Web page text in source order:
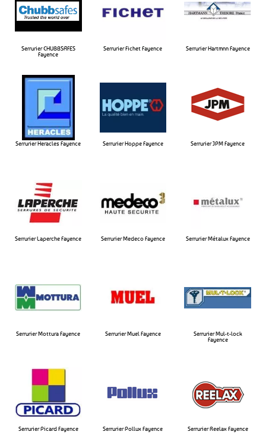
Serrurier CHUBBSAFES
Fayence​
Serrurier Fichet Fayence​ Serrurier Hartmnn Fayence​
Serrurier Heracles Fayence​ Serrurier Hoppe Fayence​ Serrurier JPM Fayence​
Serrurier Laperche Fayence​ Serrurier Medeco Fayence​ Serrurier Métalux Fayence​
Serrurier Mottura Fayence​ Serrurier Muel Fayence​
Serrurier Mul-t-lock
Fayence​
Serrurier Picard Fayence Serrurier Pollux Fayence​ Serrurier Reelax Fayence​